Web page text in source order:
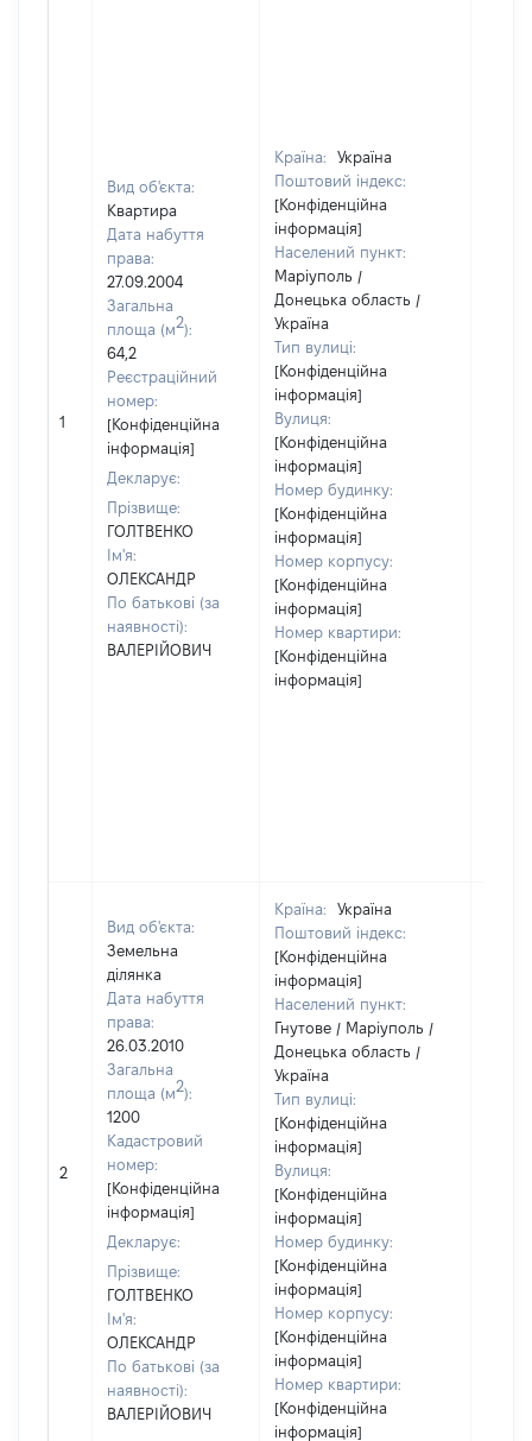
1
Вид об'єкта:
Квартира
Дата набуття
права:
27.09.2004
Загальна
площа (м2):
64,2
Реєстраційний
номер:
[Конфіденційна
інформація]
Декларує:
Прізвище:
ГОЛТВЕНКО
Ім'я:
ОЛЕКСАНДР
По батькові (за
наявності):
ВАЛЕРІЙОВИЧ
Країна:
Україна
Поштовий індекс:
[Конфіденційна
інформація]
Населений пункт:
Маріуполь /
Донецька область /
Україна
Тип вулиці:
[Конфіденційна
інформація]
Вулиця:
[Конфіденційна
інформація]
Номер будинку:
[Конфіденційна
інформація]
Номер корпусу:
[Конфіденційна
інформація]
Номер квартири:
[Конфіденційна
інформація]
2
Вид об'єкта:
Земельна
ділянка
Дата набуття
права:
26.03.2010
Загальна
площа (м2):
1200
Кадастровий
номер:
[Конфіденційна
інформація]
Декларує:
Прізвище:
ГОЛТВЕНКО
Ім'я:
ОЛЕКСАНДР
По батькові (за
наявності):
ВАЛЕРІЙОВИЧ
Країна:
Україна
Поштовий індекс:
[Конфіденційна
інформація]
Населений пункт:
Гнутове / Маріуполь /
Донецька область /
Україна
Тип вулиці:
[Конфіденційна
інформація]
Вулиця:
[Конфіденційна
інформація]
Номер будинку:
[Конфіденційна
інформація]
Номер корпусу:
[Конфіденційна
інформація]
Номер квартири:
[Конфіденційна
інформація]